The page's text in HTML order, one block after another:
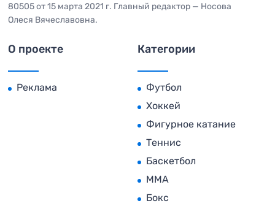
80505 от 15 марта 2021 г. Главный редактор — Носова
Олеся Вячеславовна.
О проекте
Реклама
Категории
Футбол
Хоккей
Фигурное катание
Теннис
Баскетбол
MMA
Бокс